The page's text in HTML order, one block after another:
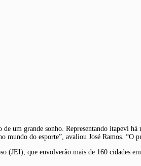
um grande sonho. Representando itapevi
do esporte”, avaliou José Ramos. “O
(JEI), que envolverão mais de 160 cidades